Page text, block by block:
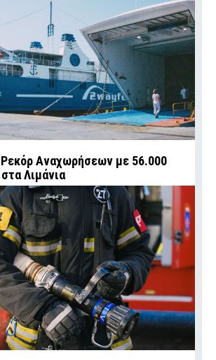
Αναχωρήσεων με 56.000
Λιμάνια